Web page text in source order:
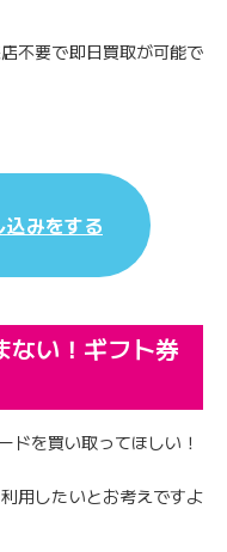
不要で即日買取が可能で
込みをする
ない！ギフト券
ドを買い取ってほしい！
用したいとお考えですよ